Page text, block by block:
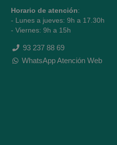
Horario de atención:
- Lunes a jueves: 9h a 17.30h
- Viernes: 9h a 15h
93 237 88 69
WhatsApp Atención Web